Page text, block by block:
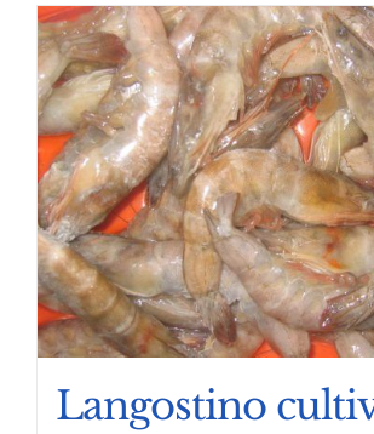
Langostino